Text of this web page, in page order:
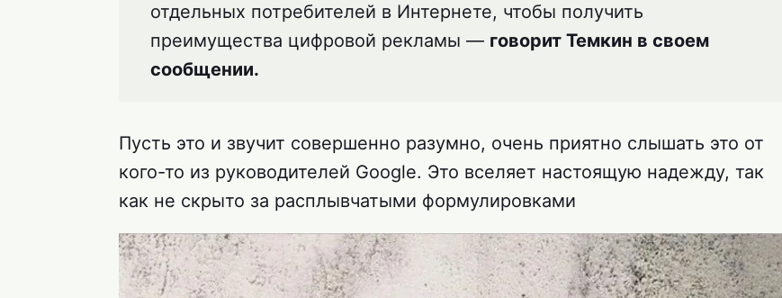
отдельных потребителей в Интернете, чтобы получить
преимущества цифровой рекламы — говорит Темкин в своем
сообщении.
Пусть это и звучит совершенно разумно, очень приятно слышать это от
кого-то из руководителей Google. Это вселяет настоящую надежду, так
как не скрыто за расплывчатыми формулировками